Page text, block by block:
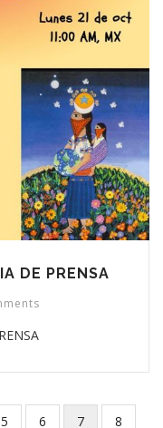
DE PRENSA
Page
5 Page
6 Current
7 Page
8